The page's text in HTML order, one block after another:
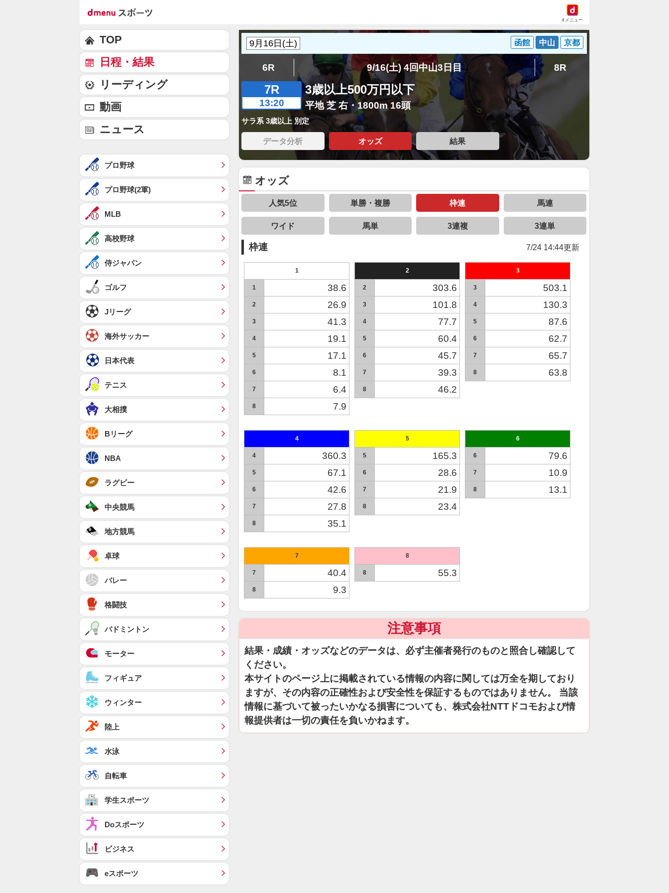
dメニュー
函館 中山 京都
6R 9/16(土) 4回中山3日目 8R
7R
13:20
3歳以上500万円以下
平地 芝 右・1800m 16頭
サラ系 3歳以上 別定
データ分析 オッズ 結果
オッズ
人気5位 単勝・複勝 枠連 馬連
ワイド 馬単 3連複 3連単
枠連 7/24 14:44更新
1
1 38.6
2 26.9
3 41.3
4 19.1
5 17.1
6 8.1
7 6.4
8 7.9
2
2 303.6
3 101.8
4 77.7
5 60.4
6 45.7
7 39.3
8 46.2
3
3 503.1
4 130.3
5 87.6
6 62.7
7 65.7
8 63.8
4
4 360.3
5 67.1
6 42.6
7 27.8
8 35.1
5
5 165.3
6 28.6
7 21.9
8 23.4
6
6 79.6
7 10.9
8 13.1
7
7 40.4
8 9.3
8
8 55.3
注意事項
結果・成績・オッズなどのデータは、必ず主催者発行のものと照合し確認して
ください。
本サイトのページ上に掲載されている情報の内容に関しては万全を期しており
ますが、その内容の正確性および安全性を保証するものではありません。 当該
情報に基づいて被ったいかなる損害についても、株式会社NTTドコモおよび情
報提供者は一切の責任を負いかねます。
TOP
日程・結果
リーディング
動画
ニュース
プロ野球
プロ野球(2軍)
MLB
高校野球
侍ジャパン
ゴルフ
Jリーグ
海外サッカー
日本代表
テニス
大相撲
Bリーグ
NBA
ラグビー
中央競馬
地方競馬
卓球
バレー
格闘技
バドミントン
モーター
フィギュア
ウィンター
陸上
水泳
自転車
学生スポーツ
Doスポーツ
ビジネス
eスポーツ